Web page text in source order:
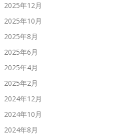
2025年12月
2025年10月
2025年8月
2025年6月
2025年4月
2025年2月
2024年12月
2024年10月
2024年8月